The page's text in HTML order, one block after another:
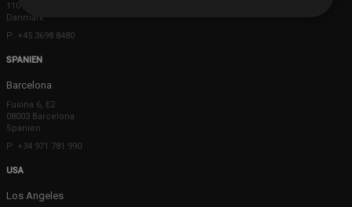
1101 København K
Danmark
P: +45 3698 8480
SPANIEN
Barcelona
Fusina 6, E2
08003 Barcelona
Spanien
P: +34 971 781 990
USA
Los Angeles